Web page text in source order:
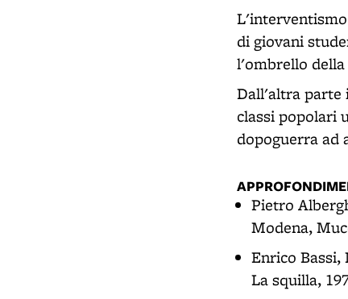
di giovani
l'ombrello della
Dall'altra parte
classi popolari
dopoguerra ad
Pietro
Modena,
Enrico
La squilla,